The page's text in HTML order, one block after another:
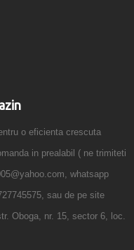
o eficienta crescuta
in prealabil ( ne trimiteti
whatsapp
sau de pe site
Oboga, nr. 15, sector 6, loc.